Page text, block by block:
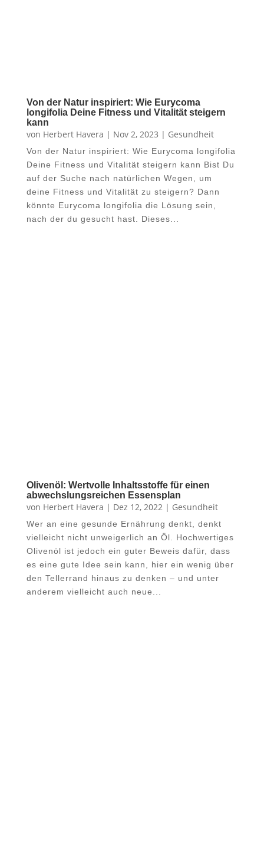
Von der Natur inspiriert: Wie Eurycoma
longifolia Deine Fitness und Vitalität steigern
kann
von Herbert Havera | Nov 2, 2023 | Gesundheit
Von der Natur inspiriert: Wie Eurycoma longifolia
Deine Fitness und Vitalität steigern kann Bist Du
auf der Suche nach natürlichen Wegen, um
deine Fitness und Vitalität zu steigern? Dann
könnte Eurycoma longifolia die Lösung sein,
nach der du gesucht hast. Dieses...
Olivenöl: Wertvolle Inhaltsstoffe für einen
abwechslungsreichen Essensplan
von Herbert Havera | Dez 12, 2022 | Gesundheit
Wer an eine gesunde Ernährung denkt, denkt
vielleicht nicht unweigerlich an Öl. Hochwertiges
Olivenöl ist jedoch ein guter Beweis dafür, dass
es eine gute Idee sein kann, hier ein wenig über
den Tellerrand hinaus zu denken – und unter
anderem vielleicht auch neue...